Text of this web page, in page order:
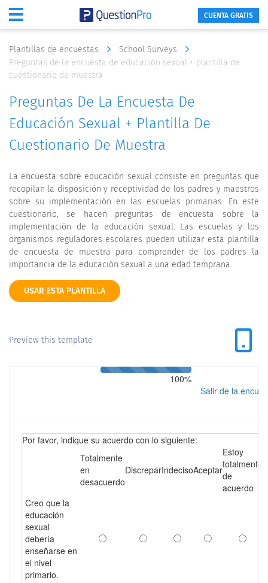
CUENTA GRATIS
Plantillas de encuestas
School Surveys
Preguntas de la encuesta de educación sexual + plantilla de
cuestionario de muestra
Preguntas De La Encuesta De
Educación Sexual + Plantilla De
Cuestionario De Muestra
La encuesta sobre educación sexual consiste en preguntas que
recopilan la disposición y receptividad de los padres y maestros
sobre su implementación en las escuelas primarias. En este
cuestionario, se hacen preguntas de encuesta sobre la
implementación de la educación sexual. Las escuelas y los
organismos reguladores escolares pueden utilizar esta plantilla
de encuesta de muestra para comprender de los padres la
importancia de la educación sexual a una edad temprana.
USAR ESTA PLANTILLA
Preview this template